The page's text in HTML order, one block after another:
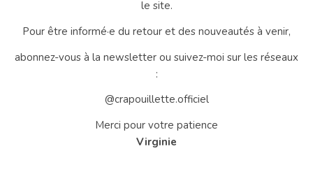
le site.
Pour être informé·e du retour et des nouveautés à venir,
abonnez-vous à la newsletter ou suivez-moi sur les réseaux
:
@crapouillette.officiel
Merci pour votre patience
Virginie